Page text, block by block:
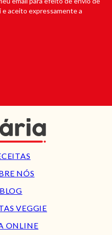
aceito expressamente a
NÓS
BLOG
VEGGIE
ONLINE